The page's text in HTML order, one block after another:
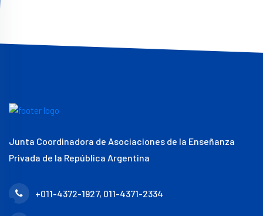
Junta Coordinadora de Asociaciones de la Enseñanza
Privada de la República Argentina
+011-4372-1927, 011-4371-2334